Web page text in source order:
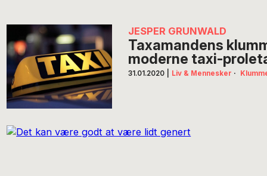
JESPER GRUNWALD
Taxamandens
moderne taxi-
31.01.2020 Liv & Mennesker ·